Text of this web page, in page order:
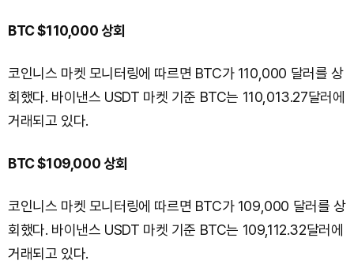
BTC $110,000 상회
코인니스 마켓 모니터링에 따르면 BTC가 110,000 달러를 상
회했다. 바이낸스 USDT 마켓 기준 BTC는 110,013.27달러에
거래되고 있다.
BTC $109,000 상회
코인니스 마켓 모니터링에 따르면 BTC가 109,000 달러를 상
회했다. 바이낸스 USDT 마켓 기준 BTC는 109,112.32달러에
거래되고 있다.